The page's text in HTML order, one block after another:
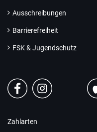
Ausschreibungen
Barrierefreiheit
FSK & Jugendschutz
Zahlarten